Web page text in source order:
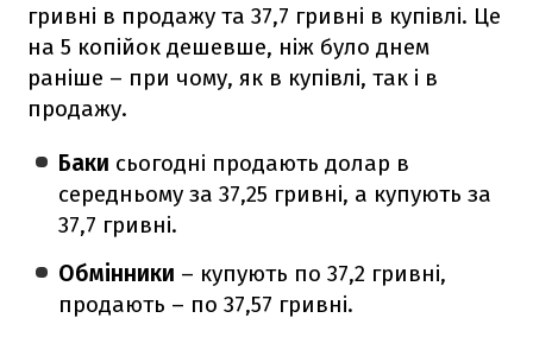
гривні в продажу та 37,7 гривні в купівлі. Це
на 5 копійок дешевше, ніж було днем
раніше – при чому, як в купівлі, так і в
продажу.
Баки сьогодні продають долар в
середньому за 37,25 гривні, а купують за
37,7 гривні.
Обмінники – купують по 37,2 гривні,
продають – по 37,57 гривні.